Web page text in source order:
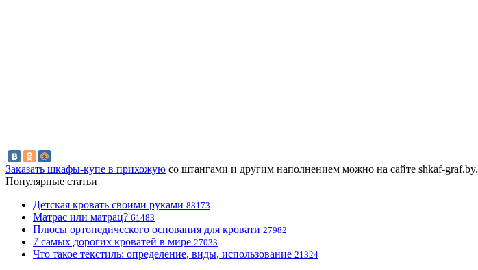
Заказать шкафы-купе в прихожую со штангами и другим наполнением можно на сайте shkaf-graf.by.
Популярные статьи
Детская кровать своими руками 88173
Матрас или матрац? 61483
Плюсы ортопедического основания для кровати 27982
7 самых дорогих кроватей в мире 27033
Что такое текстиль: определение, виды, использование 21324